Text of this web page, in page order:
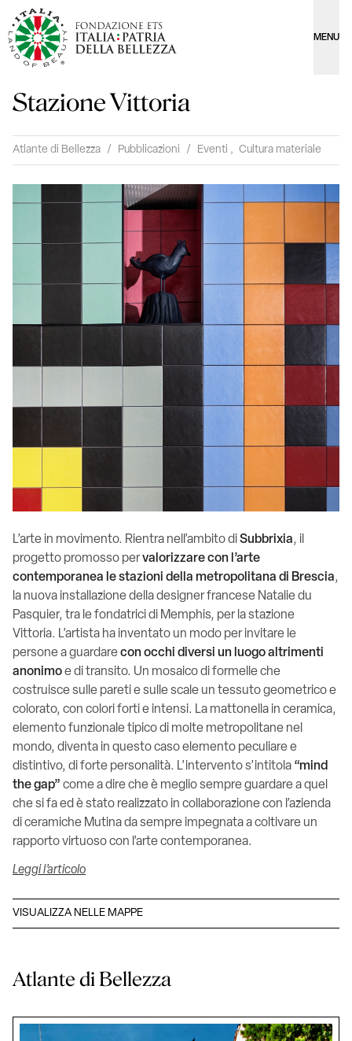
MENU
Stazione Vittoria
Atlante di Bellezza / Pubblicazioni / Eventi , Cultura materiale
L’arte in movimento. Rientra nell’ambito diSubbrixia, il
progetto promosso pervalorizzare con l’arte
contemporanea le stazioni della metropolitana di Brescia,
la nuova installazione della designer francese Natalie du
Pasquier, tra le fondatrici di Memphis, per la stazione
Vittoria. L’artista ha inventato un modo per invitare le
persone a guardarecon occhi diversi un luogo altrimenti
anonimoe di transito. Un mosaico di formelle che
costruisce sulle pareti e sulle scale un tessuto geometrico e
colorato, con colori forti e intensi. La mattonella in ceramica,
elemento funzionale tipico di molte metropolitane nel
mondo, diventa in questo caso elemento peculiare e
distintivo, di forte personalità. L’intervento s’intitola “mind
the gap” come a dire che è meglio sempre guardare a quel
che si fa ed è stato realizzato in collaborazione con l’azienda
di ceramiche Mutina da sempre impegnata a coltivare un
rapporto virtuoso con l’arte contemporanea.
Leggi l’articolo
VISUALIZZA NELLE MAPPE
Atlante di Bellezza